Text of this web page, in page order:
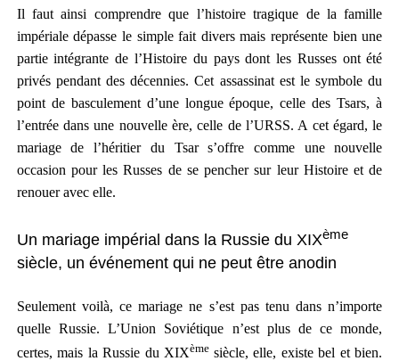
Il faut ainsi comprendre que l’histoire tragique de la famille
impériale dépasse le simple fait divers mais représente bien une
partie intégrante de l’Histoire du pays dont les Russes ont été
privés pendant des décennies. Cet assassinat est le symbole du
point de basculement d’une longue époque, celle des Tsars, à
l’entrée dans une nouvelle ère, celle de l’URSS. A cet égard, le
mariage de l’héritier du Tsar s’offre comme une nouvelle
occasion pour les Russes de se pencher sur leur Histoire et de
renouer avec elle.
Un mariage impérial dans la Russie du XIXème
siècle, un événement qui ne peut être anodin
Seulement voilà, ce mariage ne s’est pas tenu dans n’importe
quelle Russie. L’Union Soviétique n’est plus de ce monde,
certes, mais la Russie du XIXème siècle, elle, existe bel et bien.